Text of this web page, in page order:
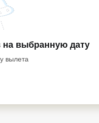
на выбранную дату
вылета